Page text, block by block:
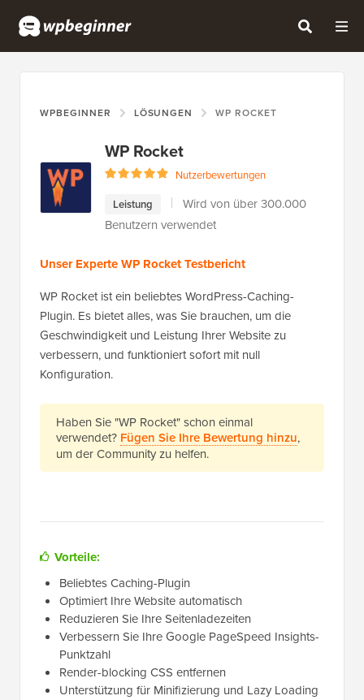
WPBEGINNER LÖSUNGEN WP ROCKET
WP Rocket
Nutzerbewertungen
Leistung
Wird von über 300.000
Benutzern verwendet
Unser Experte WP Rocket Testbericht
WP Rocket ist ein beliebtes WordPress-Caching-
Plugin. Es bietet alles, was Sie brauchen, um die
Geschwindigkeit und Leistung Ihrer Website zu
verbessern, und funktioniert sofort mit null
Konfiguration.
Haben Sie "WP Rocket" schon einmal
verwendet? Fügen Sie Ihre Bewertung hinzu,
um der Community zu helfen.
Vorteile:
Beliebtes Caching-Plugin
Optimiert Ihre Website automatisch
Reduzieren Sie Ihre Seitenladezeiten
Verbessern Sie Ihre Google PageSpeed Insights-
Punktzahl
Render-blocking CSS entfernen
Unterstützung für Minifizierung und Lazy Loading